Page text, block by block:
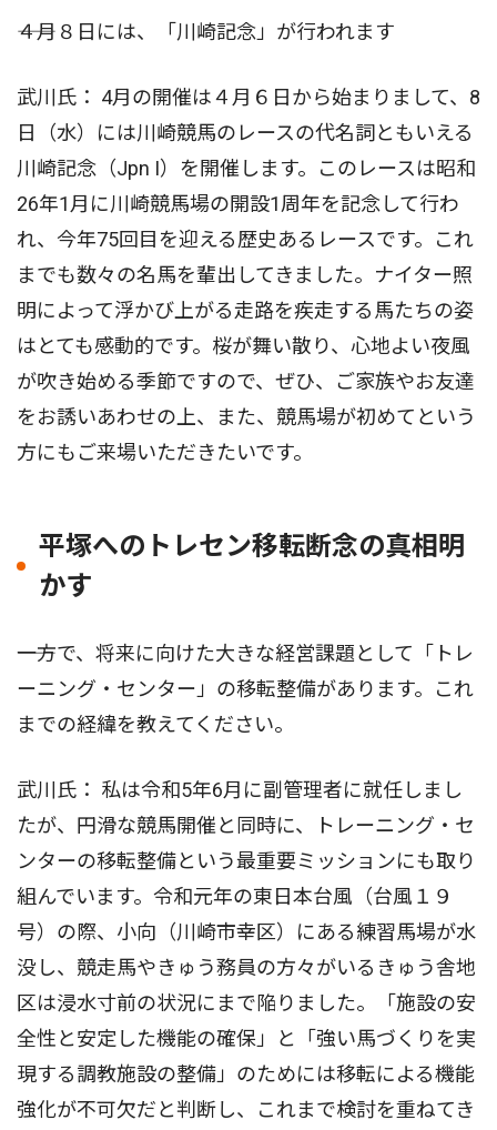
――４月８日には、「川崎記念」が行われます
武川氏： 4月の開催は４月６日から始まりまして、8
日（水）には川崎競馬のレースの代名詞ともいえる
川崎記念（Jpn I）を開催します。このレースは昭和
26年1月に川崎競馬場の開設1周年を記念して行わ
れ、今年75回目を迎える歴史あるレースです。これ
までも数々の名馬を輩出してきました。ナイター照
明によって浮かび上がる走路を疾走する馬たちの姿
はとても感動的です。桜が舞い散り、心地よい夜風
が吹き始める季節ですので、ぜひ、ご家族やお友達
をお誘いあわせの上、また、競馬場が初めてという
方にもご来場いただきたいです。
平塚へのトレセン移転断念の真相明
かす
――一方で、将来に向けた大きな経営課題として「トレ
ーニング・センター」の移転整備があります。これ
までの経緯を教えてください。
武川氏： 私は令和5年6月に副管理者に就任しまし
たが、円滑な競馬開催と同時に、トレーニング・セ
ンターの移転整備という最重要ミッションにも取り
組んでいます。令和元年の東日本台風（台風１９
号）の際、小向（川崎市幸区）にある練習馬場が水
没し、競走馬やきゅう務員の方々がいるきゅう舎地
区は浸水寸前の状況にまで陥りました。「施設の安
全性と安定した機能の確保」と「強い馬づくりを実
現する調教施設の整備」のためには移転による機能
強化が不可欠だと判断し、これまで検討を重ねてき